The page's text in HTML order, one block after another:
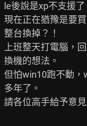
le後說是xp不支援了
現在正在猶豫是要
整台換掉？！
上班整天打電腦，
換機的想法。
但怕win10跑不動，
多年了。
請各位高手給予意見